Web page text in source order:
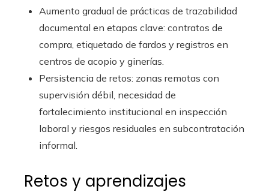
Aumento gradual de prácticas de trazabilidad
documental en etapas clave: contratos de
compra, etiquetado de fardos y registros en
centros de acopio y ginerías.
Persistencia de retos: zonas remotas con
supervisión débil, necesidad de
fortalecimiento institucional en inspección
laboral y riesgos residuales en subcontratación
informal.
Retos y aprendizajes